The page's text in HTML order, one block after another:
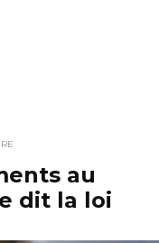
au
dit la loi